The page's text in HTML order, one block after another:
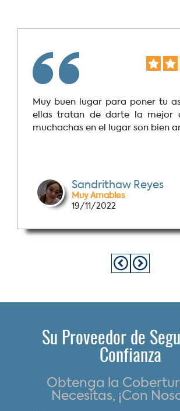
Muy buen lugar para poner tu
ellas tratan de darte la mejor
muchachas en el lugar son bien
Sandrithaw Reyes
Muy Amables
19/11/2022
Su Proveedor de
Confianza
Obtenga la
Necesitas, ¡Con